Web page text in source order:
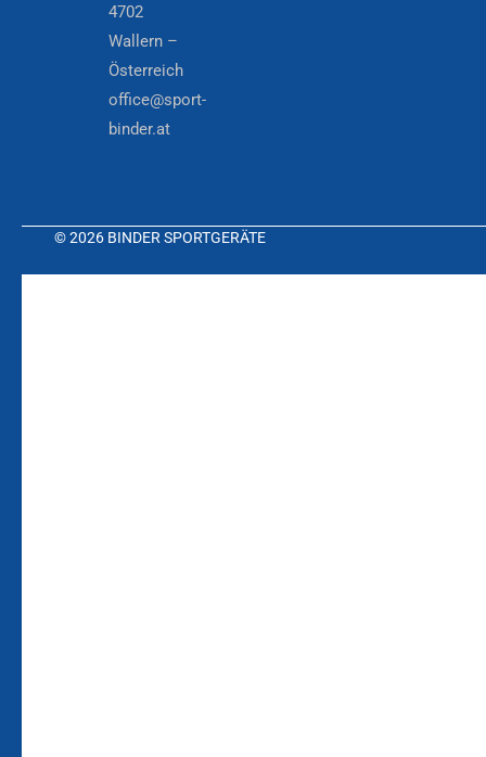
4702
Wallern –
Österreich
office@sport-
binder.at
© 2026 BINDER SPORTGERÄTE